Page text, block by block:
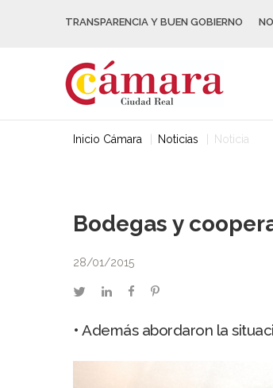
TRANSPARENCIA Y BUEN GOBIERNO
Inicio Cámara Noticias Noticia
Bodegas y
28/01/2015
twitterlinkedinfacebookpinterest
• Además abordaron la